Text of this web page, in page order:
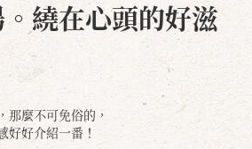
。繞在心頭的好滋
那麼不可免俗的，
好好介紹一番！